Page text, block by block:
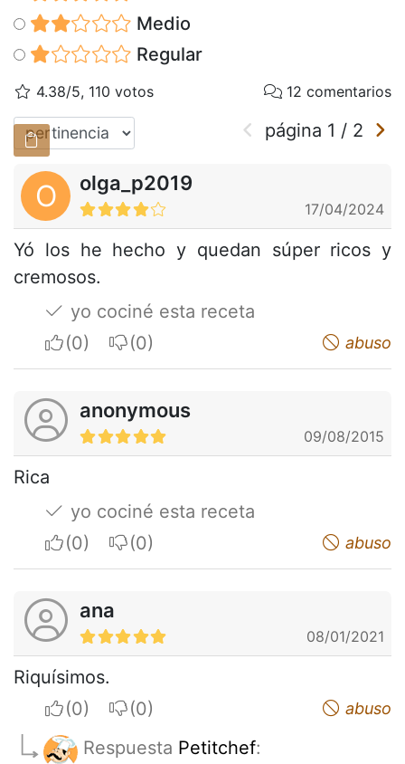
Medio
Regular
4.38/5, 110 votos 12 comentarios
página 1 / 2
O olga_p2019
17/04/2024
Yó los he hecho y quedan súper ricos y
cremosos.
yo cociné esta receta
I apreciateI do not appreciate abuso
anonymous
09/08/2015
Rica
yo cociné esta receta
I apreciateI do not appreciate abuso
ana
08/01/2021
Riquísimos.
I apreciateI do not appreciate abuso
Respuesta Petitchef: